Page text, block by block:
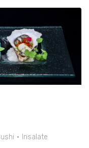
Insalate